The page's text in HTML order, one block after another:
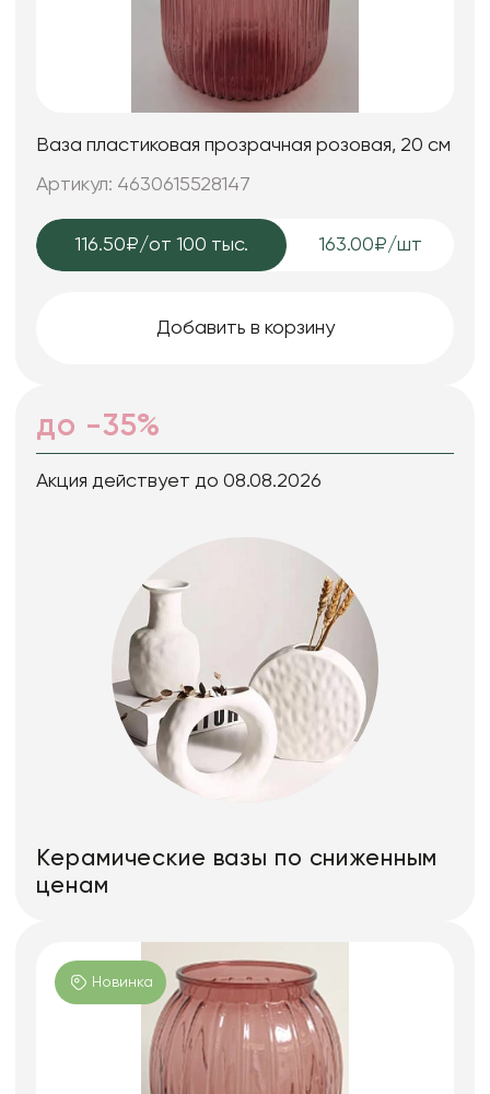
Ваза пластиковая прозрачная розовая, 20 см
Артикул: 4630615528147
116.50₽/от 100 тыс. 163.00₽/шт
Добавить в корзину
до -35%
Акция действует до 08.08.2026
Керамические вазы по сниженным
ценам
Новинка